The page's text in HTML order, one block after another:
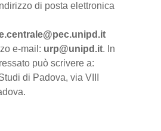
di posta elettronica
e-mail: urp@unipd.it. In
può scrivere a:
di Padova, via VIII